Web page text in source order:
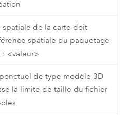
spatiale de la carte doit
spatiale du paquetage
: <valeur>
de type modèle 3D
la limite de taille du fichier